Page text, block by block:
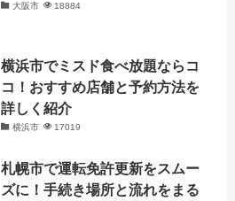
大阪市 18884
横浜市でミスド食べ放題ならコ
コ！おすすめ店舗と予約方法を
詳しく紹介
横浜市 17019
札幌市で運転免許更新をスムー
ズに！手続き場所と流れをまる